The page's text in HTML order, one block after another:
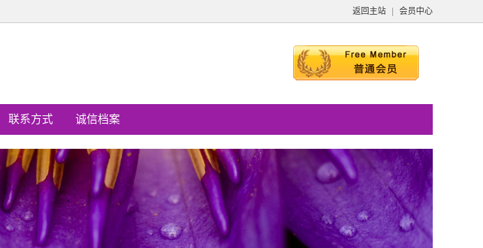
返回主站 会员中心
联系方式 诚信档案